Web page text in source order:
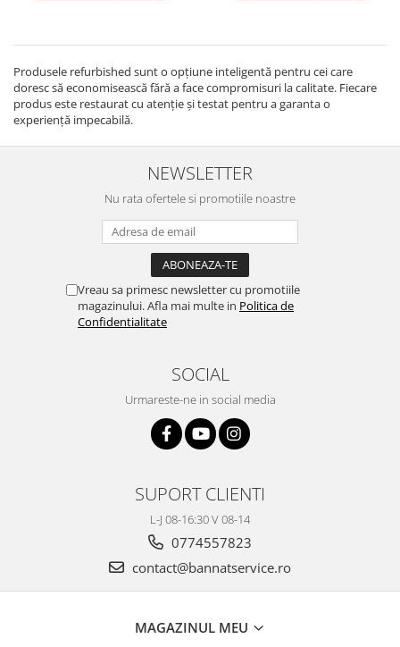
Produsele refurbished sunt o opțiune inteligentă pentru cei care
doresc să economisească fără a face compromisuri la calitate. Fiecare
produs este restaurat cu atenție și testat pentru a garanta o
experiență impecabilă.
NEWSLETTER
Nu rata ofertele si promotiile noastre
Vreau sa primesc newsletter cu promotiile
magazinului. Afla mai multe in Politica de
Confidentialitate
SOCIAL
Urmareste-ne in social media
SUPORT CLIENTI
L-J 08-16:30 V 08-14
0774557823
contact@bannatservice.ro
MAGAZINUL MEU